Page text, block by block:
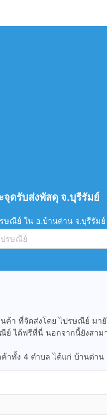
ดรับส่งพัสดุ จ.บุรีรัมย์
ษณีย์ ใน อ.บ้านด่าน จ.บุรีรั
ค้า ที่จัดส่งโดย ไปรษณีย์ มายั
ย์ ได้ฟรีที่นี่ นอกจากนี้ยังสาม
ทั้ง 4 ตำบล ได้แก่ บ้านด่าน